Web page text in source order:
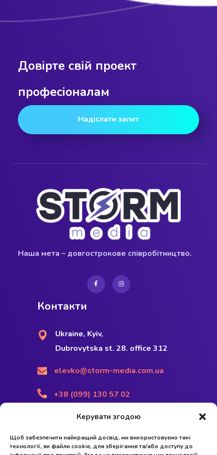
Керувати згодою
Щоб забезпечити найкращий досвід, ми використовуємо такі
технології, як файли cookie, для зберігання та/або доступу до
Довірте свій проект
професіоналам
Надіслати запит
Наша мета – довгострокове співробітництво.
Контакти
Ukraine, Kyiv,
Dubrovytska st. 28. office 312
elevko@storm-media.com.ua
+38 (099) 130 57 02